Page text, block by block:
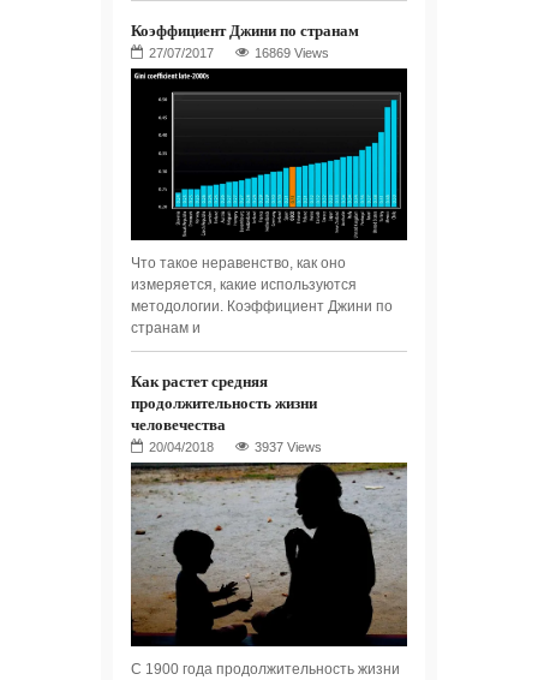
Коэффициент Джини по странам
16869 Views
Что такое неравенство, как оно
измеряется, какие используются
методологии. Коэффициент Джини по
странам и
Как растет средняя
продолжительность жизни
человечества
3937 Views
С 1900 года продолжительность жизни